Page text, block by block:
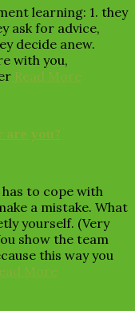
learning: 1. they
ask for advice,
decide anew.
with you,
Read More
you?
to cope with
a mistake. What
yourself. (Very
show the team
this way you
More